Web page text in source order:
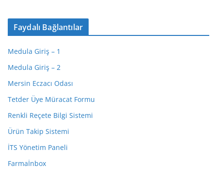
Faydalı Bağlantılar
Medula Giriş – 1
Medula Giriş – 2
Mersin Eczacı Odası
Tetder Üye Müracat Formu
Renkli Reçete Bilgi Sistemi
Ürün Takip Sistemi
İTS Yönetim Paneli
Farmaİnbox